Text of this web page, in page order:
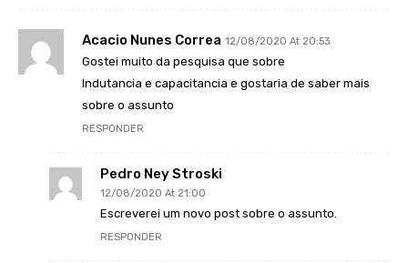
Acacio Nunes Correa 12/08/2020 At 20:53
Gostei muito da pesquisa que sobre
Indutancia e capacitancia e gostaria de saber mais
sobre o assunto
RESPONDER
Pedro Ney Stroski
12/08/2020 At 21:00
Escreverei um novo post sobre o assunto.
RESPONDER